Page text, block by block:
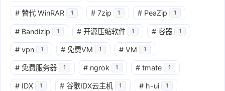
# 替代 WinRAR 1 # 7zip 1 # PeaZip 1
# Bandizip 1 # 开源压缩软件 1 # 容器 1
# vpn 1 # 免费VM 1 # VM 1
# 免费服务器 1 # ngrok 1 # tmate 1
# IDX 1 # 谷歌IDX云主机 1 # h-ui 1